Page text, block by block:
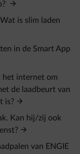
is slim laden
in de Smart App
het internet om
de laadbeurt van
is?
Kan hij/zij ook
van ENGIE